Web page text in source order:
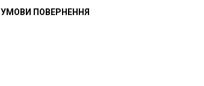
УМОВИ ПОВЕРНЕННЯ